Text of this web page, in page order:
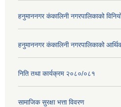
हनुमाननगर कंकालिनी नगरपालिकाको
हनुमाननगर कंकालिनी नगरपालिकाको
निति तथा कार्यक्रम २०८०/०८१
सामाजिक सुरक्षा भत्ता विवरण